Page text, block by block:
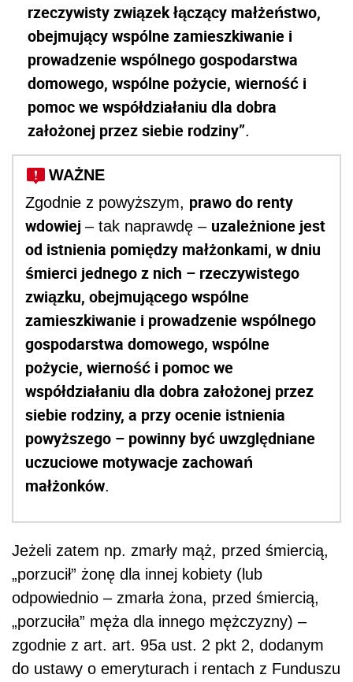
rzeczywisty związek łączący małżeństwo,
obejmujący wspólne zamieszkiwanie i
prowadzenie wspólnego gospodarstwa
domowego, wspólne pożycie, wierność i
pomoc we współdziałaniu dla dobra
założonej przez siebie rodziny”.
WAŻNE
Zgodnie z powyższym, prawo do renty
wdowiej – tak naprawdę – uzależnione jest
od istnienia pomiędzy małżonkami, w dniu
śmierci jednego z nich – rzeczywistego
związku, obejmującego wspólne
zamieszkiwanie i prowadzenie wspólnego
gospodarstwa domowego, wspólne
pożycie, wierność i pomoc we
współdziałaniu dla dobra założonej przez
siebie rodziny, a przy ocenie istnienia
powyższego – powinny być uwzględniane
uczuciowe motywacje zachowań
małżonków.
Jeżeli zatem np. zmarły mąż, przed śmiercią,
„porzucił” żonę dla innej kobiety (lub
odpowiednio – zmarła żona, przed śmiercią,
„porzuciła” męża dla innego mężczyzny) –
zgodnie z art. art. 95a ust. 2 pkt 2, dodanym
do ustawy o emeryturach i rentach z Funduszu